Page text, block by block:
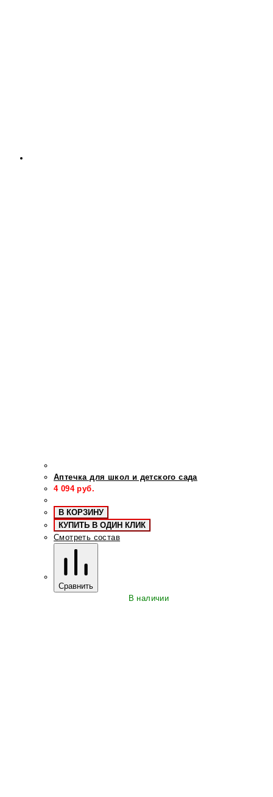
Аптечка для школ и детского сада
4 094руб.
В КОРЗИНУ
КУПИТЬ В ОДИН КЛИК
Смотреть состав
Сравнить
В наличии